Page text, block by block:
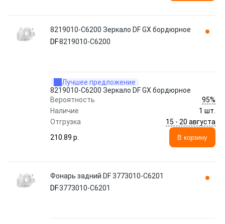
8219010-С6200 Зеркало DF GX бордюрное
DF8219010-С6200
Лучшее предложение
8219010-С6200 Зеркало DF GX бордюрное
Вероятность
95%
Наличие
1 шт.
Отгрузка
15 - 20 августа
210.89 p.
В корзину
Фонарь задний DF 3773010-C6201
DF3773010-C6201